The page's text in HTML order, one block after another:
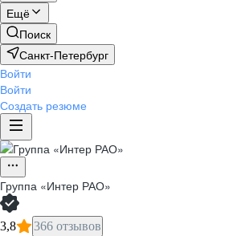
Ещё
Поиск
Санкт-Петербург
Войти
Войти
Создать резюме
Группа «Интер РАО»
3,8 366 отзывов